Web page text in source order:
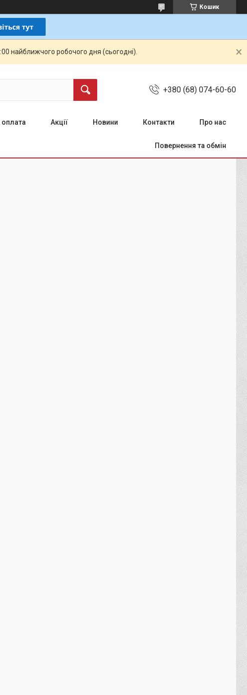
Кошик
найближчого робочого дня (сьогодні).
+380 (68) 074-60-60
Акції Новини Контакти Про нас
Повернення та обмін